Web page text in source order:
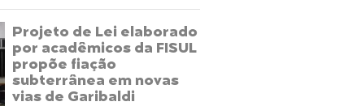
Projeto de Lei elaborado
por acadêmicos da FISUL
propõe fiação
subterrânea em novas
vias de Garibaldi